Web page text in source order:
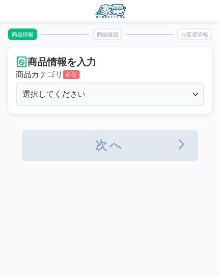
商品情報 商品確認 お客様情報
商品情報を入力
商品カテゴリ 必須
次へ